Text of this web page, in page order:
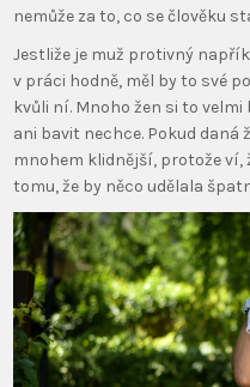
nemůže za to, co se člověku
Jestliže je muž protivný
v práci hodně, měl by to své
kvůli ní. Mnoho žen si to
ani bavit nechce. Pokud daná
mnohem klidnější, protože ví,
tomu, že by něco udělala